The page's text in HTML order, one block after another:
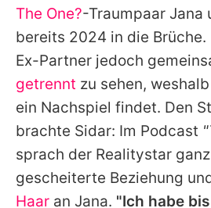
The One?-Traumpaar Jana
bereits 2024 in die
Ex-Partner jedoch
getrennt zu sehen,
ein Nachspiel findet. Den
brachte Sidar: Im Podcast
sprach der Realitystar
gescheiterte Beziehung
Haar an Jana. "Ich habe